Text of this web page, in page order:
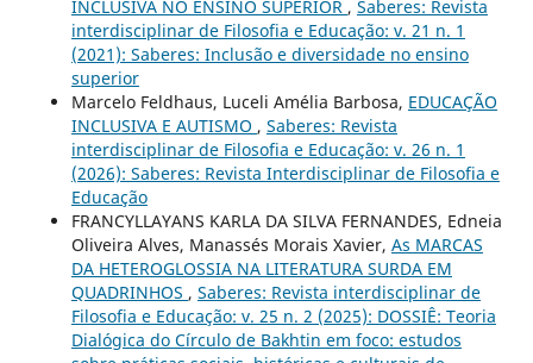
INCLUSIVA NO ENSINO SUPERIOR , Saberes: Revista
interdisciplinar de Filosofia e Educação: v. 21 n. 1
(2021): Saberes: Inclusão e diversidade no ensino
superior
Marcelo Feldhaus, Luceli Amélia Barbosa, EDUCAÇÃO
INCLUSIVA E AUTISMO , Saberes: Revista
interdisciplinar de Filosofia e Educação: v. 26 n. 1
(2026): Saberes: Revista Interdisciplinar de Filosofia e
Educação
FRANCYLLAYANS KARLA DA SILVA FERNANDES, Edneia
Oliveira Alves, Manassés Morais Xavier, As MARCAS
DA HETEROGLOSSIA NA LITERATURA SURDA EM
QUADRINHOS , Saberes: Revista interdisciplinar de
Filosofia e Educação: v. 25 n. 2 (2025): DOSSIÊ: Teoria
Dialógica do Círculo de Bakhtin em foco: estudos